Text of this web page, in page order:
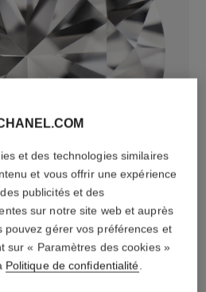
totalisant 0,16 carat
et des technologies similaires
et vous offrir une expérience
publicités et des
sur notre site web et auprès
pouvez gérer vos préférences et
sur « Paramètres des cookies »
Politique de confidentialité